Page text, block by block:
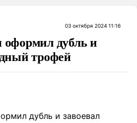
03 октября 2024 11:16
дубль и
трофей